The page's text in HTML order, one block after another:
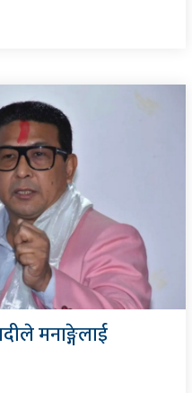
मनाङ्गेलाई